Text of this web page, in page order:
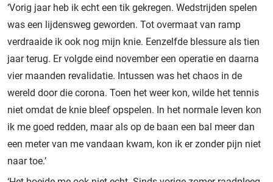
‘Vorig jaar heb ik echt een tik gekregen. Wedstrijden spelen
was een lijdensweg geworden. Tot overmaat van ramp
verdraaide ik ook nog mijn knie. Eenzelfde blessure als tien
jaar terug. Er volgde eind november een operatie en daarna
vier maanden revalidatie. Intussen was het chaos in de
wereld door die corona. Toen het weer kon, wilde het tennis
niet omdat de knie bleef opspelen. In het normale leven kon
ik me goed redden, maar als op de baan een bal meer dan
een meter van me vandaan kwam, kon ik er zonder pijn niet
naar toe.’